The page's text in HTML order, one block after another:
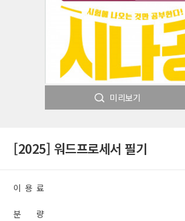
미리보기
[2025] 워드프로세서 필기
이 용 료
분 량